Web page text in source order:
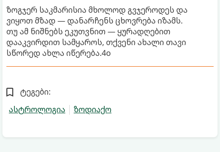
ზოგჯერ საკმარისია მხოლოდ გვჯეროდეს და
ვიყოთ მზად — დანარჩენს ცხოვრება იზამს.
თუ ამ ნიშნებს ეკუთვნით — ყურადღებით
დააკვირდით სამყაროს, თქვენი ახალი თავი
სწორედ ახლა იწერება.4o
ტეგები:
ასტროლოგია
ზოდიაქო